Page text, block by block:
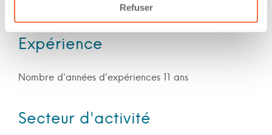
Refuser
Expérience
Nombre d'années d'expériences 11 ans
Secteur d'activité